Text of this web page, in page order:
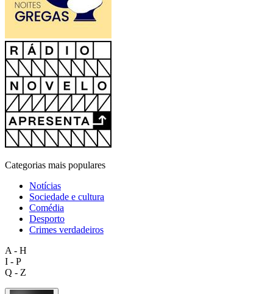
Categorias mais populares
Notícias
Sociedade e cultura
Comédia
Desporto
Crimes verdadeiros
A - H
I - P
Q - Z